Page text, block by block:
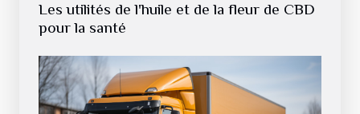
Les utilités de l'huile et de la fleur de CBD
pour la santé